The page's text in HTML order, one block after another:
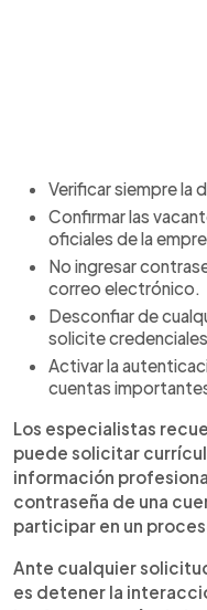
Verificar siempre la
Confirmar las
oficiales de la
No ingresar
correo electrónico.
Desconfiar de
solicite
Activar la
cuentas
Los especialistas
puede solicitar
información
contraseña de una
participar en un
Ante cualquier
es detener la